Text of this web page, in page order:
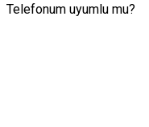
Telefonum uyumlu mu?